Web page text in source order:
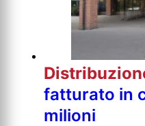
fatturato in
milioni